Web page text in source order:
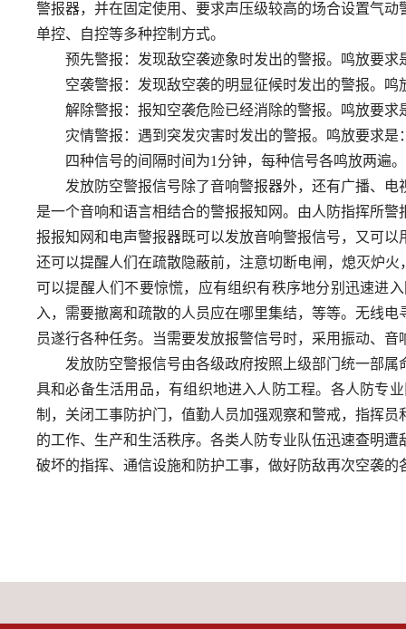
警报器，并在固定使用、要求声压级较高的场合设置气
单控、自控等多种控制方式。
预先警报：发现敌空袭迹象时发出的警报。鸣放要
空袭警报：发现敌空袭的明显征候时发出的警报。
解除警报：报知空袭危险已经消除的警报。鸣放要求
灾情警报：遇到突发灾害时发出的警报。鸣放要求
四种信号的间隔时间为1分钟，每种信号各鸣放两遍。
发放防空警报信号除了音响警报器外，还有广播、
是一个音响和语言相结合的警报报知网。由人防指挥所
报报知网和电声警报器既可以发放音响警报信号，又可
还可以提醒人们在疏散隐蔽前，注意切断电闸，熄灭炉
可以提醒人们不要惊慌，应有组织有秩序地分别迅速进
入，需要撤离和疏散的人员应在哪里集结，等等。无线
员遂行各种任务。当需要发放报警信号时，采用振动、
发放防空警报信号由各级政府按照上级部门统一部
具和必备生活用品，有组织地进入人防工程。各人防专
制，关闭工事防护门，值勤人员加强观察和警戒，指挥
的工作、生产和生活秩序。各类人防专业队伍迅速查明
破坏的指挥、通信设施和防护工事，做好防敌再次空袭的